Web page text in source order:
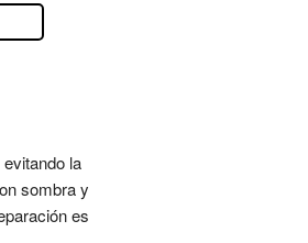
la
sombra y
es